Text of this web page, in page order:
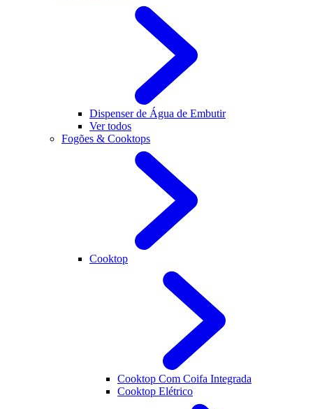
Dispenser de Água de Embutir
Ver todos
Fogões & Cooktops
Cooktop
Cooktop Com Coifa Integrada
Cooktop Elétrico